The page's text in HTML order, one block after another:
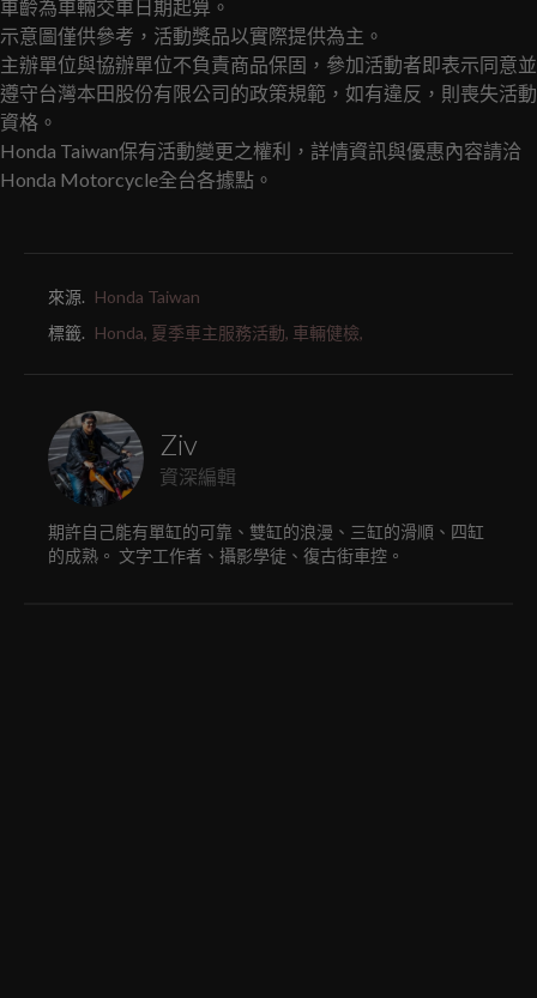
車齡為車輛交車日期起算。
示意圖僅供參考，活動獎品以實際提供為主。
主辦單位與協辦單位不負責商品保固，參加活動者即表示同意並
遵守台灣本田股份有限公司的政策規範，如有違反，則喪失活動
資格。
Honda Taiwan保有活動變更之權利，詳情資訊與優惠內容請洽
Honda Motorcycle全台各據點。
來源. Honda Taiwan
標籤. Honda, 夏季車主服務活動, 車輛健檢,
Ziv
資深編輯
期許自己能有單缸的可靠、雙缸的浪漫、三缸的滑順、四缸
的成熟。 文字工作者、攝影學徒、復古街車控。